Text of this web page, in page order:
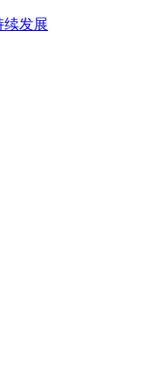
续发展